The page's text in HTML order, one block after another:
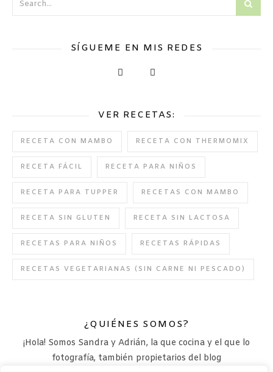
SÍGUEME EN MIS REDES
VER RECETAS:
RECETA CON MAMBO RECETA CON THERMOMIX
RECETA FÁCIL RECETA PARA NIÑOS
RECETA PARA TUPPER RECETAS CON MAMBO
RECETA SIN GLUTEN RECETA SIN LACTOSA
RECETAS PARA NIÑOS RECETAS RÁPIDAS
RECETAS VEGETARIANAS (SIN CARNE NI PESCADO)
¿QUIÉNES SOMOS?
¡Hola! Somos Sandra y Adrián, la que cocina y el que lo
fotografía, también propietarios del blog